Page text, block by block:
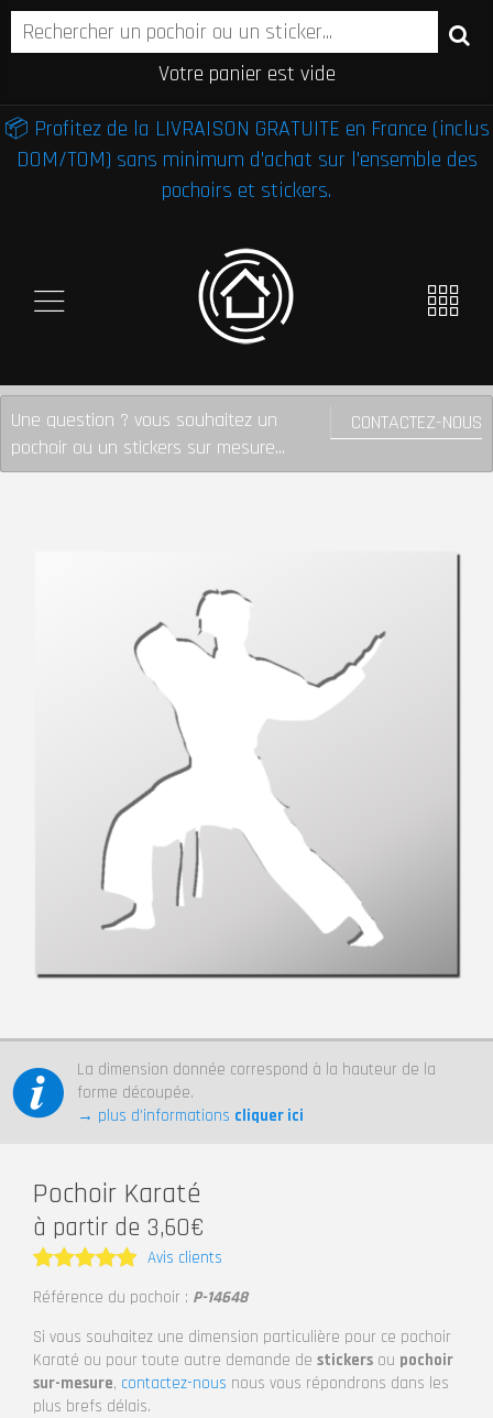
Votre panier est vide
📦 Profitez de la LIVRAISON GRATUITE en France (inclus
DOM/TOM) sans minimum d'achat sur l'ensemble des
pochoirs et stickers.
CONTACTEZ-NOUS
Une question ? vous souhaitez un
pochoir ou un stickers sur mesure...
La dimension donnée correspond à la hauteur de la
forme découpée.
→ plus d’informations cliquer ici
Pochoir Karaté
à partir de 3,60€
Note5
Avis clients
Référence du pochoir : P-14648
Si vous souhaitez une dimension particulière pour ce pochoir
Karaté ou pour toute autre demande de stickers ou pochoir
sur-mesure, contactez-nous nous vous répondrons dans les
plus brefs délais.